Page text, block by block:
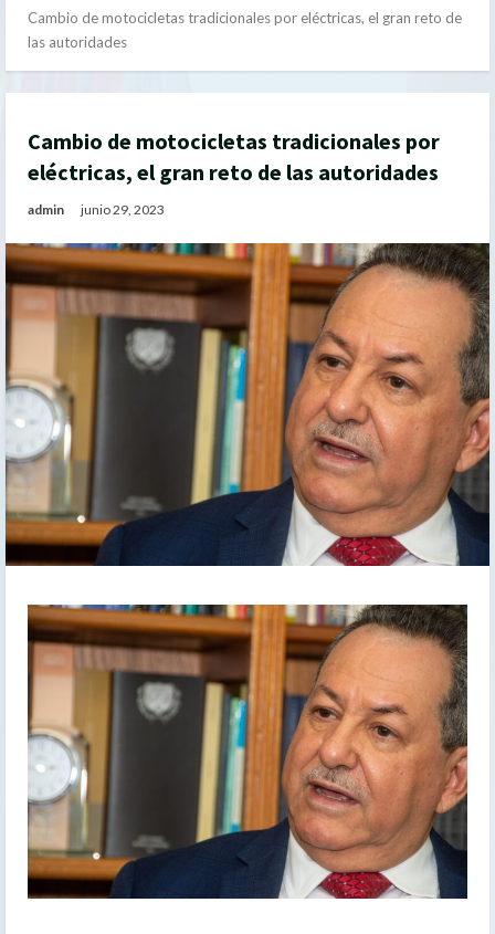
Cambio de motocicletas tradicionales por eléctricas, el gran reto de
las autoridades
Cambio de motocicletas tradicionales por
eléctricas, el gran reto de las autoridades
admin junio 29, 2023